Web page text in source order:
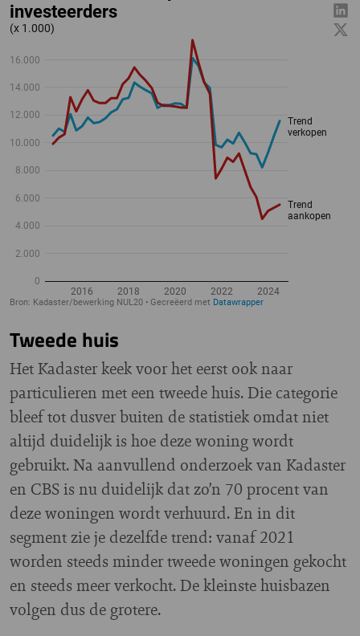
Tweede huis
Het Kadaster keek voor het eerst ook naar
particulieren met een tweede huis. Die categorie
bleef tot dusver buiten de statistiek omdat niet
altijd duidelijk is hoe deze woning wordt
gebruikt. Na aanvullend onderzoek van Kadaster
en CBS is nu duidelijk dat zo’n 70 procent van
deze woningen wordt verhuurd. En in dit
segment zie je dezelfde trend: vanaf 2021
worden steeds minder tweede woningen gekocht
en steeds meer verkocht. De kleinste huisbazen
volgen dus de grotere.